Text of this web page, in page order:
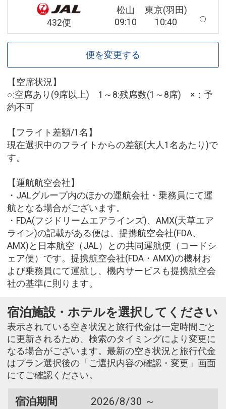
432便
松山
09:10
東京(羽田)
10:40
便を変更する
【空席状況】
○:空席あり(9席以上) 1～8:残席数(1～8席) ×：予
約不可
【フライト差額/1名】
現在選択中のフライトからの差額(大人1名あたり)で
す。
【運航航空会社】
・JALグループ内のほかの運航会社・乗務員にて運
航となる場合がございます。
・FDA(フジドリームエアラインズ)、AMX(天草エア
ライン)の記載がある便は、提携航空会社(FDA、
AMX)と日本航空（JAL）との共同運航便（コードシ
ェア便）です。提携航空会社(FDA・AMX)の機材お
よび乗務員にて運航し、機内サービスも提携航空会
社の基準に則ります。
宿泊施設・ホテルを選択してください
表示されている空き状況と旅行代金は一定時間ごと
に更新されるため、検索のタイミングにより変更に
なる場合がございます。最新の空き状況と旅行代金
はプラン選択後の「ご選択内容の確認・変更」画面
にてご確認ください。
宿泊期間
2026/8/30 ～